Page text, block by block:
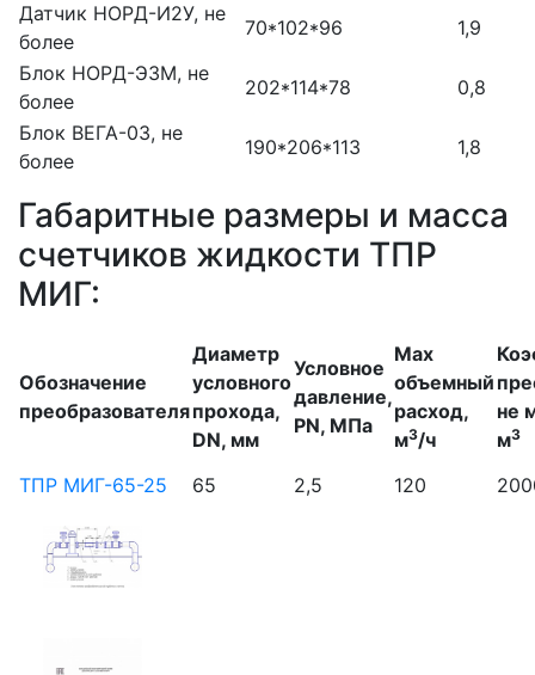
Датчик НОРД-И2У, не
более
70*102*96
1,9
Блок НОРД-Э3М, не
более
202*114*78
0,8
Блок ВЕГА-03, не
более
190*206*113 1,8
Габаритные размеры и масса
счетчиков жидкости ТПР
МИГ:
Обозначение
преобразователя
Диаметр
условного
прохода,
DN, мм
Условное
давление,
PN, МПа
Max
объемный
расход,
м3/ч
не
м3
ТПР МИГ-65-25 65 2,5 120